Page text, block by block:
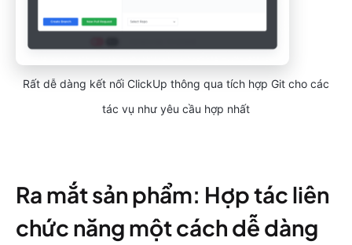
Rất dễ dàng kết nối ClickUp thông qua tích hợp Git cho các
tác vụ như yêu cầu hợp nhất
Ra mắt sản phẩm: Hợp tác liên
chức năng một cách dễ dàng